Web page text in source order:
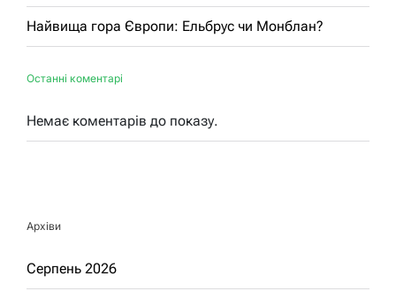
Найвища гора Європи: Ельбрус чи Монблан?
Останні коментарі
Немає коментарів до показу.
Архіви
Серпень 2026